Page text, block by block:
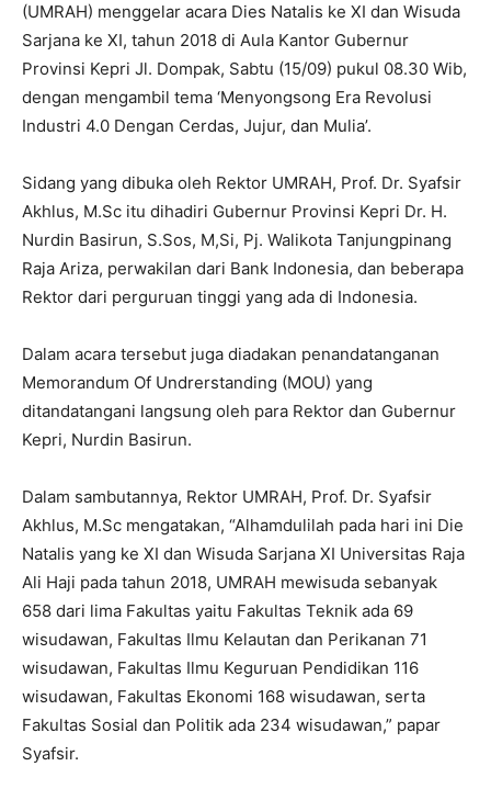
(UMRAH) menggelar acara Dies Natalis ke XI dan Wisuda
Sarjana ke XI, tahun 2018 di Aula Kantor Gubernur
Provinsi Kepri Jl. Dompak, Sabtu (15/09) pukul 08.30 Wib,
dengan mengambil tema ‘Menyongsong Era Revolusi
Industri 4.0 Dengan Cerdas, Jujur, dan Mulia’.
Sidang yang dibuka oleh Rektor UMRAH, Prof. Dr. Syafsir
Akhlus, M.Sc itu dihadiri Gubernur Provinsi Kepri Dr. H.
Nurdin Basirun, S.Sos, M,Si, Pj. Walikota Tanjungpinang
Raja Ariza, perwakilan dari Bank Indonesia, dan beberapa
Rektor dari perguruan tinggi yang ada di Indonesia.
Dalam acara tersebut juga diadakan penandatanganan
Memorandum Of Undrerstanding (MOU) yang
ditandatangani langsung oleh para Rektor dan Gubernur
Kepri, Nurdin Basirun.
Dalam sambutannya, Rektor UMRAH, Prof. Dr. Syafsir
Akhlus, M.Sc mengatakan, “Alhamdulilah pada hari ini Die
Natalis yang ke XI dan Wisuda Sarjana XI Universitas Raja
Ali Haji pada tahun 2018, UMRAH mewisuda sebanyak
658 dari lima Fakultas yaitu Fakultas Teknik ada 69
wisudawan, Fakultas Ilmu Kelautan dan Perikanan 71
wisudawan, Fakultas Ilmu Keguruan Pendidikan 116
wisudawan, Fakultas Ekonomi 168 wisudawan, serta
Fakultas Sosial dan Politik ada 234 wisudawan,” papar
Syafsir.